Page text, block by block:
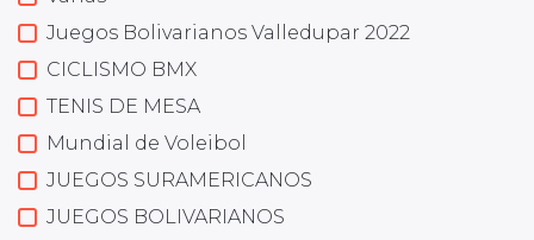
Juegos Bolivarianos Valledupar 2022
CICLISMO BMX
TENIS DE MESA
Mundial de Voleibol
JUEGOS SURAMERICANOS
JUEGOS BOLIVARIANOS